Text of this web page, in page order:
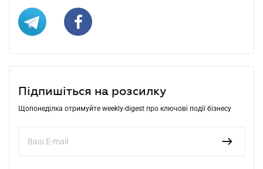
Підпишіться на розсилку
Щопонеділка отримуйте weekly-digest про ключові події бізнесу